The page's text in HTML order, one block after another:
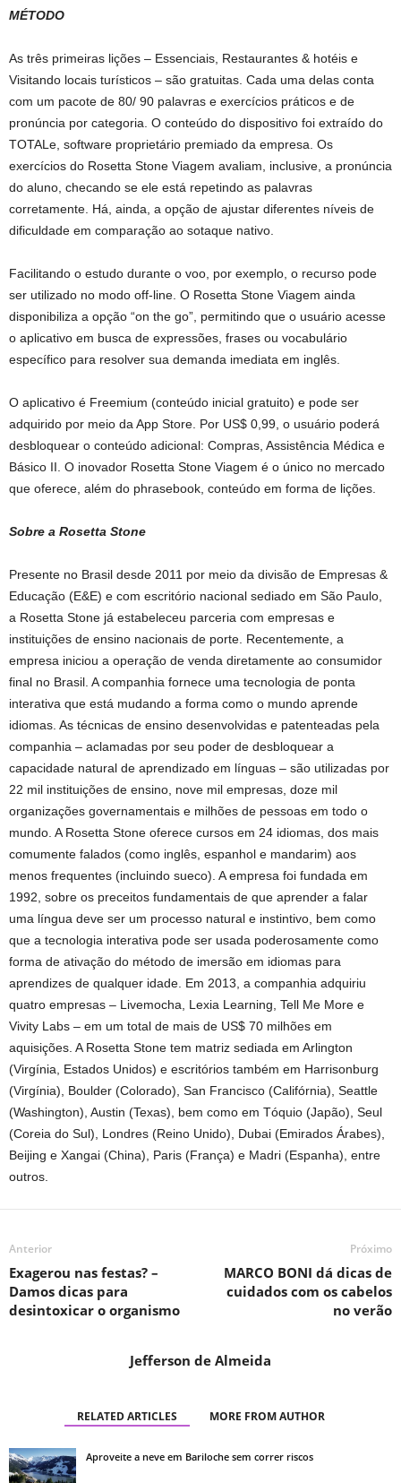
MÉTODO
As três primeiras lições – Essenciais, Restaurantes & hotéis e
Visitando locais turísticos – são gratuitas. Cada uma delas conta
com um pacote de 80/ 90 palavras e exercícios práticos e de
pronúncia por categoria. O conteúdo do dispositivo foi extraído do
TOTALe, software proprietário premiado da empresa. Os
exercícios do Rosetta Stone Viagem avaliam, inclusive, a pronúncia
do aluno, checando se ele está repetindo as palavras
corretamente. Há, ainda, a opção de ajustar diferentes níveis de
dificuldade em comparação ao sotaque nativo.
Facilitando o estudo durante o voo, por exemplo, o recurso pode
ser utilizado no modo off-line. O Rosetta Stone Viagem ainda
disponibiliza a opção “on the go”, permitindo que o usuário acesse
o aplicativo em busca de expressões, frases ou vocabulário
específico para resolver sua demanda imediata em inglês.
O aplicativo é Freemium (conteúdo inicial gratuito) e pode ser
adquirido por meio da App Store. Por US$ 0,99, o usuário poderá
desbloquear o conteúdo adicional: Compras, Assistência Médica e
Básico II. O inovador Rosetta Stone Viagem é o único no mercado
que oferece, além do phrasebook, conteúdo em forma de lições.
Sobre a Rosetta Stone
Presente no Brasil desde 2011 por meio da divisão de Empresas &
Educação (E&E) e com escritório nacional sediado em São Paulo,
a Rosetta Stone já estabeleceu parceria com empresas e
instituições de ensino nacionais de porte. Recentemente, a
empresa iniciou a operação de venda diretamente ao consumidor
final no Brasil. A companhia fornece uma tecnologia de ponta
interativa que está mudando a forma como o mundo aprende
idiomas. As técnicas de ensino desenvolvidas e patenteadas pela
companhia – aclamadas por seu poder de desbloquear a
capacidade natural de aprendizado em línguas – são utilizadas por
22 mil instituições de ensino, nove mil empresas, doze mil
organizações governamentais e milhões de pessoas em todo o
mundo. A Rosetta Stone oferece cursos em 24 idiomas, dos mais
comumente falados (como inglês, espanhol e mandarim) aos
menos frequentes (incluindo sueco). A empresa foi fundada em
1992, sobre os preceitos fundamentais de que aprender a falar
uma língua deve ser um processo natural e instintivo, bem como
que a tecnologia interativa pode ser usada poderosamente como
forma de ativação do método de imersão em idiomas para
aprendizes de qualquer idade. Em 2013, a companhia adquiriu
quatro empresas – Livemocha, Lexia Learning, Tell Me More e
Vivity Labs – em um total de mais de US$ 70 milhões em
aquisições. A Rosetta Stone tem matriz sediada em Arlington
(Virgínia, Estados Unidos) e escritórios também em Harrisonburg
(Virgínia), Boulder (Colorado), San Francisco (Califórnia), Seattle
(Washington), Austin (Texas), bem como em Tóquio (Japão), Seul
(Coreia do Sul), Londres (Reino Unido), Dubai (Emirados Árabes),
Beijing e Xangai (China), Paris (França) e Madri (Espanha), entre
outros.
Anterior
Exagerou nas festas? –
Damos dicas para
desintoxicar o organismo
Próximo
MARCO BONI dá dicas de
cuidados com os cabelos
no verão
Jefferson de Almeida
RELATED ARTICLES MORE FROM AUTHOR
Aproveite a neve em Bariloche sem correr riscos